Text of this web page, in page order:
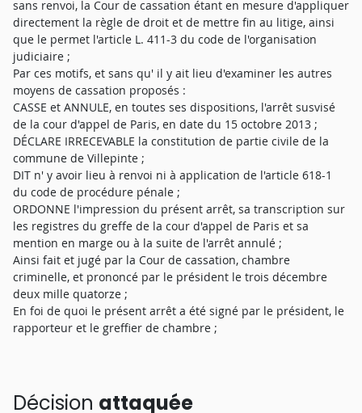
sans renvoi, la Cour de cassation étant en mesure d'appliquer
directement la règle de droit et de mettre fin au litige, ainsi
que le permet l'article L. 411-3 du code de l'organisation
judiciaire ;
Par ces motifs, et sans qu' il y ait lieu d'examiner les autres
moyens de cassation proposés :
CASSE et ANNULE, en toutes ses dispositions, l'arrêt susvisé
de la cour d'appel de Paris, en date du 15 octobre 2013 ;
DÉCLARE IRRECEVABLE la constitution de partie civile de la
commune de Villepinte ;
DIT n' y avoir lieu à renvoi ni à application de l'article 618-1
du code de procédure pénale ;
ORDONNE l'impression du présent arrêt, sa transcription sur
les registres du greffe de la cour d'appel de Paris et sa
mention en marge ou à la suite de l'arrêt annulé ;
Ainsi fait et jugé par la Cour de cassation, chambre
criminelle, et prononcé par le président le trois décembre
deux mille quatorze ;
En foi de quoi le présent arrêt a été signé par le président, le
rapporteur et le greffier de chambre ;
Décision attaquée